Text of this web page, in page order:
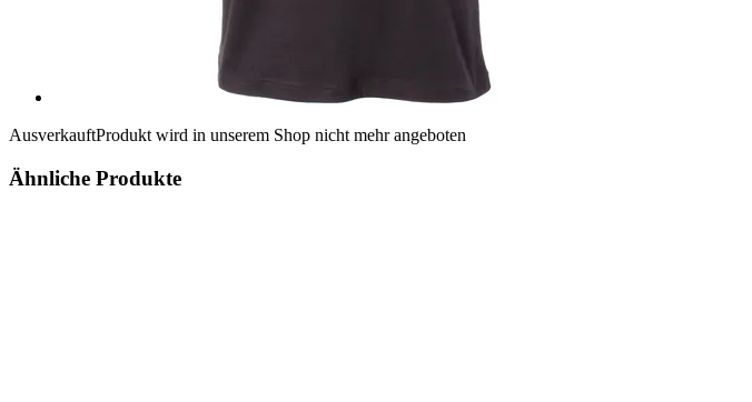
AusverkauftProdukt wird in unserem Shop nicht mehr angeboten
Ähnliche Produkte